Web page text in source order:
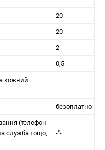
20
20
2
0,5
кожний
безоплатно
(телефон
служба тощо,
-"-